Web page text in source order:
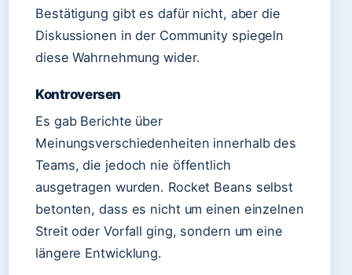
Bestätigung gibt es dafür nicht, aber die
Diskussionen in der Community spiegeln
diese Wahrnehmung wider.
Kontroversen
Es gab Berichte über
Meinungsverschiedenheiten innerhalb des
Teams, die jedoch nie öffentlich
ausgetragen wurden. Rocket Beans selbst
betonten, dass es nicht um einen einzelnen
Streit oder Vorfall ging, sondern um eine
längere Entwicklung.